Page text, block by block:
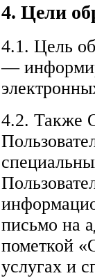
4. Цели
4.1. Цель
—
4.2. Также
письмо на
пометкой
услугах и